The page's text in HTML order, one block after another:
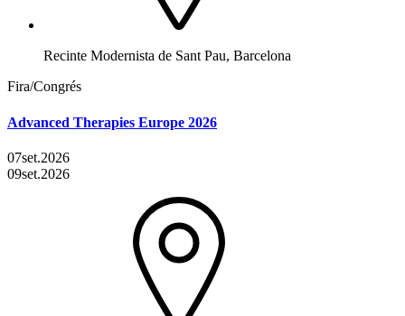
Recinte Modernista de Sant Pau, Barcelona
Fira/Congrés
Advanced Therapies Europe 2026
07set.2026
09set.2026